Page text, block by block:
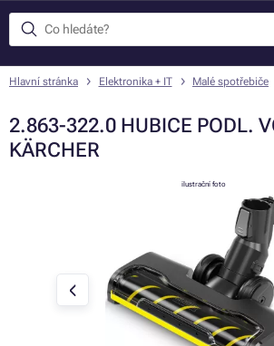
Hlavní stránka Elektronika + IT Malé spotřebiče
2.863-322.0 HUBICE PODL.
KÄRCHER
ilustrační foto